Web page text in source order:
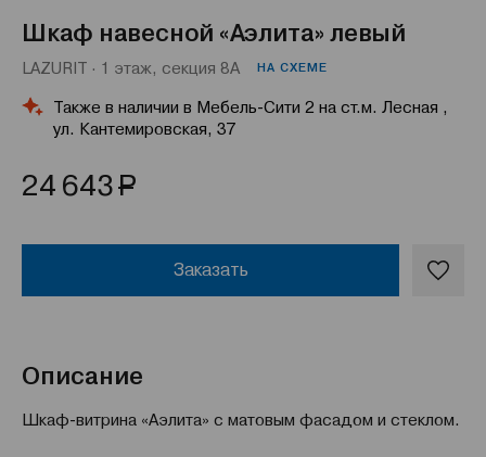
Шкаф навесной «Аэлита» левый
LAZURIT · 1 этаж, секция 8А НА СХЕМЕ
Также в наличии в Мебель-Сити 2 на ст.м. Лесная ,
ул. Кантемировская, 37
24 643Р
Заказать
Описание
Шкаф-витрина «Аэлита» с матовым фасадом и стеклом.